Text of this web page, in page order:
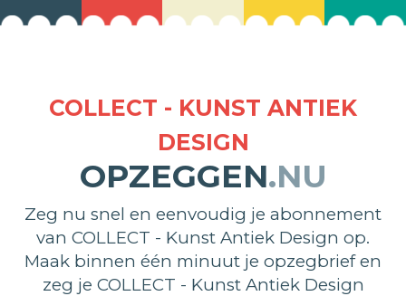
COLLECT - KUNST ANTIEK
DESIGN
OPZEGGEN.NU
Zeg nu snel en eenvoudig je abonnement
van COLLECT - Kunst Antiek Design op.
Maak binnen één minuut je opzegbrief en
zeg je COLLECT - Kunst Antiek Design